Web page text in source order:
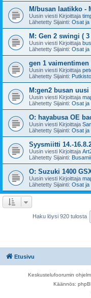
M/busan laatikko -
Uusin viesti Kirjoittaja
Lähetetty Sijainti: Osat ja
M: Gen 2 swingi (
Uusin viesti Kirjoittaja
Lähetetty Sijainti: Osat ja
gen 1
Uusin viesti Kirjoittaja
Lähetetty Sijainti:
M:gen2 busan
Uusin viesti Kirjoittaja
Lähetetty Sijainti: Osat ja
O: hayabusa OE
Uusin viesti Kirjoittaja
Lähetetty Sijainti: Osat ja
Syysmiitti 14.-
Uusin viesti Kirjoittaja
Lähetetty Sijainti:
O: Suzuki 1400
Uusin viesti Kirjoittaja
Lähetetty Sijainti: Osat ja
Haku löysi 920 tulosta
Etusivu
Keskustelufoorumin
Käännös: